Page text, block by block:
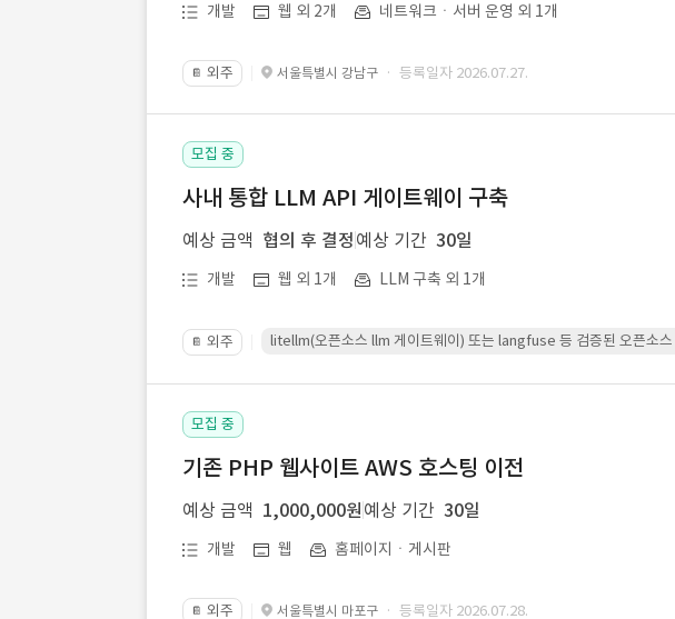
개발 웹 외 2개 네트워크ㆍ서버 운영 외 1개
📔 외주 서울특별시 강남구 · 등록일자 2026.07.27.
모집 중
사내 통합 LLM API 게이트웨이 구축
예상 금액 협의 후 결정 예상 기간 30일
개발 웹 외 1개 LLM 구축 외 1개
📔 외주 litellm(오픈소스 llm 게이트웨이) 또는 langfuse 등 검증된 오픈소
모집 중
기존 PHP 웹사이트 AWS 호스팅 이전
예상 금액 1,000,000원 예상 기간 30일
개발 웹 홈페이지ㆍ게시판
📔 외주 서울특별시 마포구 · 등록일자 2026.07.28.